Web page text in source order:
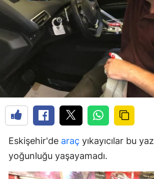
Eskişehir'de araç yıkayıcılar bu
yoğunluğu yaşayamadı.